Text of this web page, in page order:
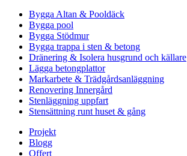
Bygga Altan & Pooldäck
Bygga pool
Bygga Stödmur
Bygga trappa i sten & betong
Dränering & Isolera husgrund och källare
Lägga betongplattor
Markarbete & Trädgårdsanläggning
Renovering Innergård
Stenläggning uppfart
Stensättning runt huset & gång
Projekt
Blogg
Offert